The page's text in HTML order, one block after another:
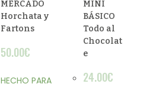
MERCADO
Horchata y
Fartons
50.00€
HECHO PARA
MINI
BÁSICO
Todo al
Chocolat
e
24.00€